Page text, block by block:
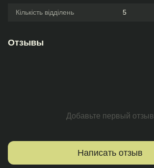
Кількість відділень 5
Отзывы
Добавьте первый отзыв
Написать отзыв